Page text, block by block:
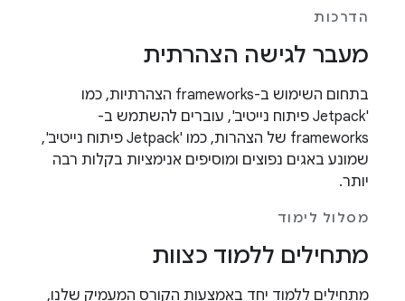
הדרכות
מעבר לגישה הצהרתית
בתחום השימוש ב-frameworks הצהרתיות, כמו
'Jetpack פיתוח נייטיב', עוברים להשתמש ב-
frameworks של הצהרות, כמו 'Jetpack פיתוח נייטיב',
שמונע באגים נפוצים ומוסיפים אנימציות בקלות רבה
יותר.
מסלול לימוד
מתחילים ללמוד כצוות
מתחילים ללמוד יחד באמצעות הקורס המעמיק שלנו,